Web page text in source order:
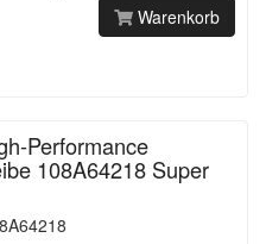
Warenkorb
Performance
108A64218 Super